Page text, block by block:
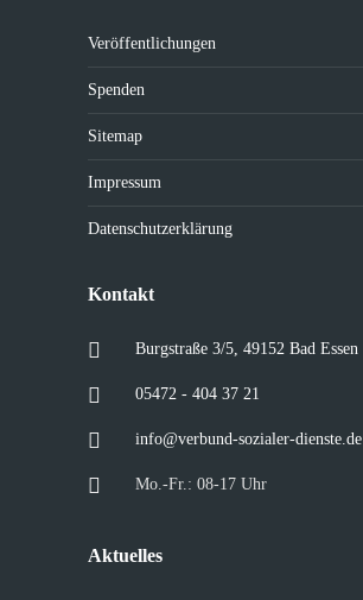
Veröffentlichungen
Spenden
Sitemap
Impressum
Datenschutzerklärung
Kontakt
Burgstraße 3/5, 49152 Bad Essen
05472 - 404 37 21
info@verbund-sozialer-dienste.de
Mo.-Fr.: 08-17 Uhr
Aktuelles